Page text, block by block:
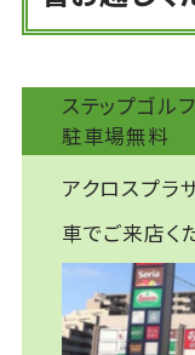
ステップゴル
駐車場無料
アクロスプラ
車でご来店く